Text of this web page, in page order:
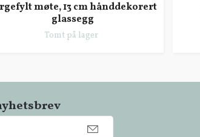
møte, 13 cm hånddekorert
glassegg
Tomt på lager